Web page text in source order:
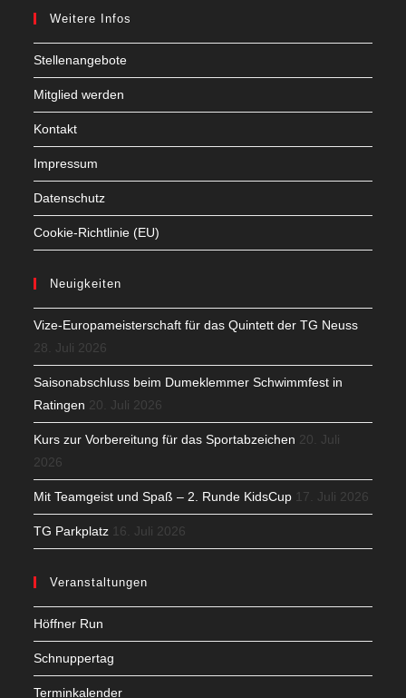
Weitere Infos
Stellenangebote
Mitglied werden
Kontakt
Impressum
Datenschutz
Cookie-Richtlinie (EU)
Neuigkeiten
Vize-Europameisterschaft für das Quintett der TG Neuss
28. Juli 2026
Saisonabschluss beim Dumeklemmer Schwimmfest in
Ratingen 20. Juli 2026
Kurs zur Vorbereitung für das Sportabzeichen 20. Juli
2026
Mit Teamgeist und Spaß – 2. Runde KidsCup 17. Juli 2026
TG Parkplatz 16. Juli 2026
Veranstaltungen
Höffner Run
Schnuppertag
Terminkalender